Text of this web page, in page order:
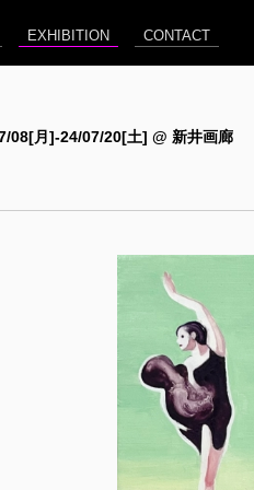
EXHIBITION CONTACT
08[月]-24/07/20[土] @ 新井画廊